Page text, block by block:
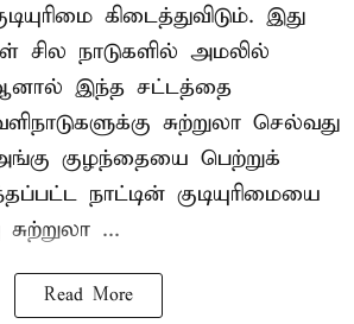
கிடைத்துவிடும். இது
நாடுகளில் அமலில்
இந்த சட்டத்தை
சுற்றுலா செல்வது
குழந்தையை பெற்றுக்
நாட்டின் குடியுரிமையை
சுற்றுலா ...
Read More